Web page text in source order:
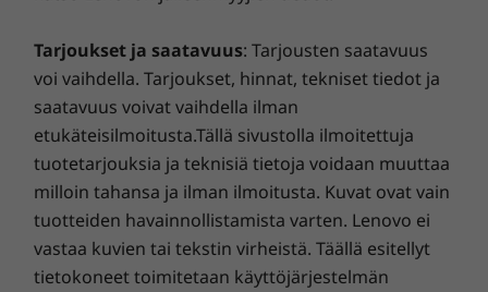
Sisäinen tallennustila
256 Gt uMCP
512 Gt uMCP
Suojaus
Sormenjälkilukija näytöllä
Kasvojentunnistus
ThinkShield
Sensorit
Läheisyystunnistin
Tarjoukset ja saatavuus: Tarjousten saatavuus
voi vaihdella. Tarjoukset, hinnat, tekniset tiedot ja
saatavuus voivat vaihdella ilman
etukäteisilmoitusta.Tällä sivustolla ilmoitettuja
tuotetarjouksia ja teknisiä tietoja voidaan muuttaa
milloin tahansa ja ilman ilmoitusta. Kuvat ovat vain
tuotteiden havainnollistamista varten. Lenovo ei
vastaa kuvien tai tekstin virheistä. Täällä esitellyt
tietokoneet toimitetaan käyttöjärjestelmän